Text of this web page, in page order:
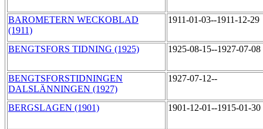
BAROMETERN WECKOBLAD
(1911)
1911-01-03--1911-12-29
BENGTSFORS TIDNING (1925) 1925-08-15--1927-07-08
BENGTSFORSTIDNINGEN
DALSLÄNNINGEN (1927)
1927-07-12--
BERGSLAGEN (1901) 1901-12-01--1915-01-30